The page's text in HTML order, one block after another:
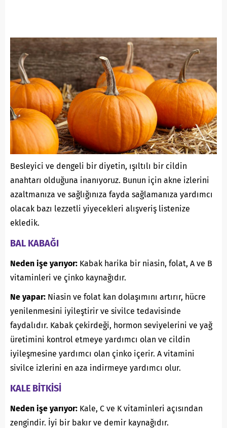
Besleyici ve dengeli bir diyetin, ışıltılı bir cildin
anahtarı olduğuna inanıyoruz. Bunun için akne izlerini
azaltmanıza ve sağlığınıza fayda sağlamanıza yardımcı
olacak bazı lezzetli yiyecekleri alışveriş listenize
ekledik.
BAL KABAĞI
Neden işe yarıyor: Kabak harika bir niasin, folat, A ve B
vitaminleri ve çinko kaynağıdır.
Ne yapar: Niasin ve folat kan dolaşımını artırır, hücre
yenilenmesini iyileştirir ve sivilce tedavisinde
faydalıdır. Kabak çekirdeği, hormon seviyelerini ve yağ
üretimini kontrol etmeye yardımcı olan ve cildin
iyileşmesine yardımcı olan çinko içerir. A vitamini
sivilce izlerini en aza indirmeye yardımcı olur.
KALE BİTKİSİ
Neden işe yarıyor: Kale, C ve K vitaminleri açısından
zengindir. İyi bir bakır ve demir kaynağıdır.